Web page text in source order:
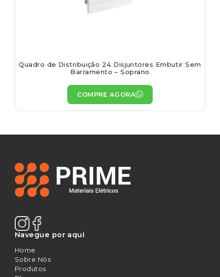
Quadro de Distribuição 24 Disjuntores Embutir Sem
Barramento – Soprano
COMPRE AGORA
Navegue por aqui
Home
Sobre Nós
Produtos